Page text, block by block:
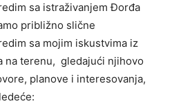
sa istraživanjem Đorđa
približno slične
sa mojim iskustvima iz
na terenu, gledajući njihovo
planove i interesovanja,